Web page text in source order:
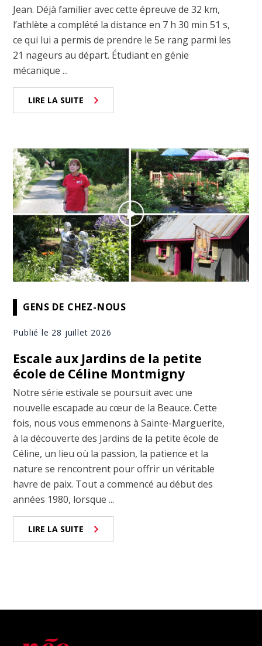
Jean. Déjà familier avec cette épreuve de 32 km,
l’athlète a complété la distance en 7 h 30 min 51 s,
ce qui lui a permis de prendre le 5e rang parmi les
21 nageurs au départ. Étudiant en génie
mécanique ...
LIRE LA SUITE
GENS DE CHEZ-NOUS
Publié le 28 juillet 2026
Escale aux Jardins de la petite
école de Céline Montmigny
Notre série estivale se poursuit avec une
nouvelle escapade au cœur de la Beauce. Cette
fois, nous vous emmenons à Sainte-Marguerite,
à la découverte des Jardins de la petite école de
Céline, un lieu où la passion, la patience et la
nature se rencontrent pour offrir un véritable
havre de paix. Tout a commencé au début des
années 1980, lorsque ...
LIRE LA SUITE